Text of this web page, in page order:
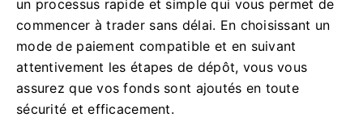
un processus rapide et simple qui vous permet de
commencer à trader sans délai. En choisissant un
mode de paiement compatible et en suivant
attentivement les étapes de dépôt, vous vous
assurez que vos fonds sont ajoutés en toute
sécurité et efficacement.